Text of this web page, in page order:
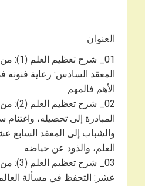
العنوان
01_ شرح
المعقد السادس: رعاية فنونه
الأهم فالمهم
02_ شرح
المبادرة إلى تحصيله، واغتنام
والشباب إلى المعقد السابع
العلم، والذود عن حياضه
03_ شرح
عشر: التحفظ في مسألة العالم